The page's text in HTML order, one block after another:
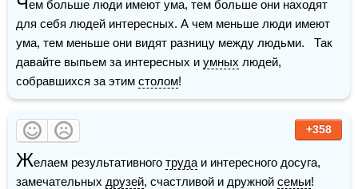
ем больше люди имеют ума, тем больше они находят
для себя людей интересных. А чем меньше люди имеют
ума, тем меньше они видят разницу между людьми.   Так
давайте выпьем за интересных и умных людей,
собравшихся за этим столом!
+358
Желаем результативного труда и интересного досуга,
замечательных друзей, счастливой и дружной семьи!